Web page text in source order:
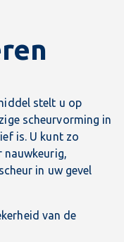
stelt u op
scheurvorming in
is. U kunt zo
in uw gevel
van de